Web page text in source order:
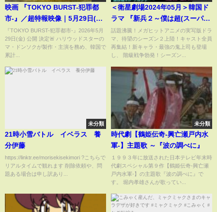
映画 『TOKYO BURST-犯罪都
市-』／超特報映像｜5月29日(金)
公開
『TOKYO BURST-犯罪都市-』2026年5月
29日(金) 公開 決定🚨 ハリウッドスターの
マ・ドンソクが製作・主演を務め、韓国で
累計...
＜衛星劇場2024年05月＞韓国ド
ラマ 『新兵２～僕は超(スーパ
ー)VIP・ソルジャー～』 アンコ
ール一挙放送 30秒予告
話題沸騰！メガヒットアニメの実写版ドラ
マ、待望のシーズン２上陸！キャスト全員
再集結！新キャラ・最強の鬼上司も登場
し、 階級戦争勃発！シーズン...
未分類
21時小雪バトル イベラス 養
分伊藤
https://linktr.ee/morisekisekimori ?こちらで
リアルタイムで観れます 削除依頼や、問
題ある場合は申し訳あり...
未分類
時代劇【鶴姫伝奇-興亡瀬戸内水
軍-】主題歌 ～『波の調べに』
１９９３年に放送された日本テレビ年末時
代劇スペシャル第９作【鶴姫伝奇-興亡瀬
戸内水軍-】の主題歌『波の調べに』で
す。 堀内孝雄さんが歌ってい...